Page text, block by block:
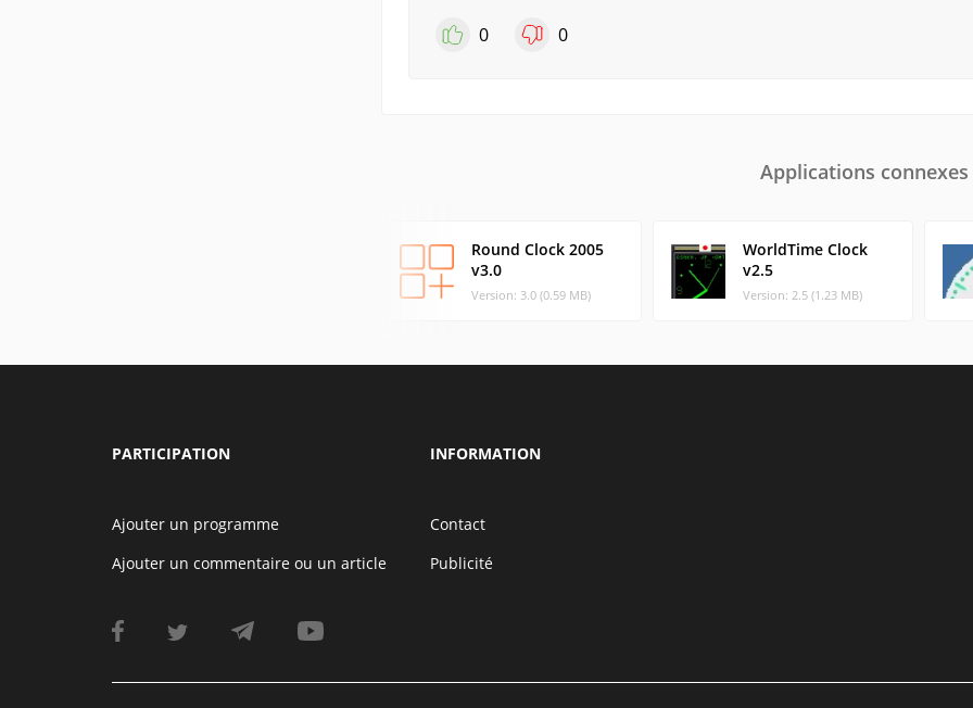
0 0
Applications connexes
Round Clock 2005
v3.0
Version: 3.0 (0.59 MB)
WorldTime Clock
v2.5
Version: 2.5 (1.23 MB)
PARTICIPATION
Ajouter un programme
Ajouter un commentaire ou un article
INFORMATION
Contact
Publicité